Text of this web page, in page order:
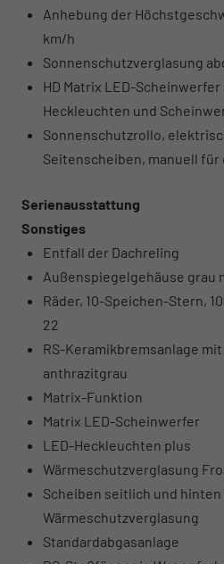
Anhebung der
km/h
Sonnenschutzverglasung
HD Matrix LED-
Heckleuchten und
Sonnenschutzrollo,
Seitenscheiben, manuell für
Serienausstattung
Sonstiges
Entfall der Dachreling
Außenspiegelgehäuse grau
Räder, 10-Speichen-Stern,
22
RS-Keramikbremsanlage
anthrazitgrau
Matrix-Funktion
Matrix LED-Scheinwerfer
LED-Heckleuchten plus
Wärmeschutzverglasung
Scheiben seitlich und hinten
Wärmeschutzverglasung
Standardabgasanlage